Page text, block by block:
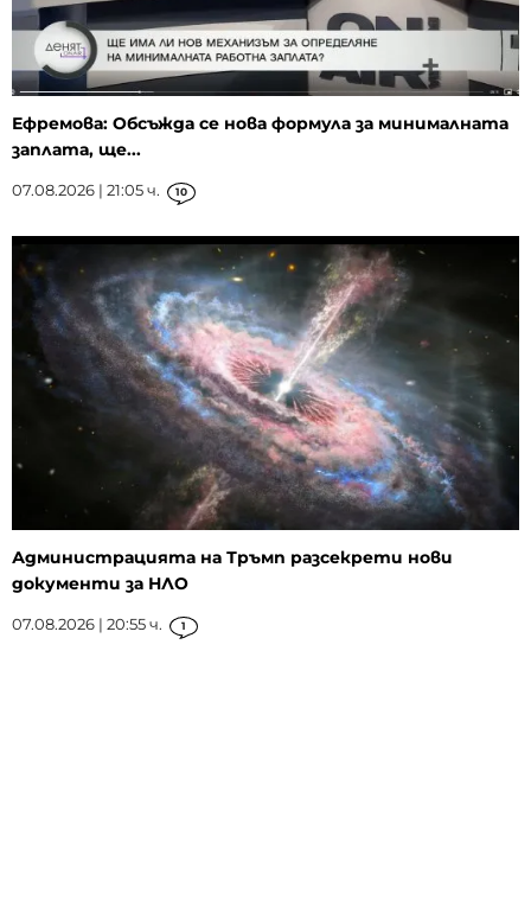
Ефремова: Обсъжда се нова формула за минималната
заплата, ще...
07.08.2026 | 21:05 ч. 10
Администрацията на Тръмп разсекрети нови
документи за НЛО
07.08.2026 | 20:55 ч. 1